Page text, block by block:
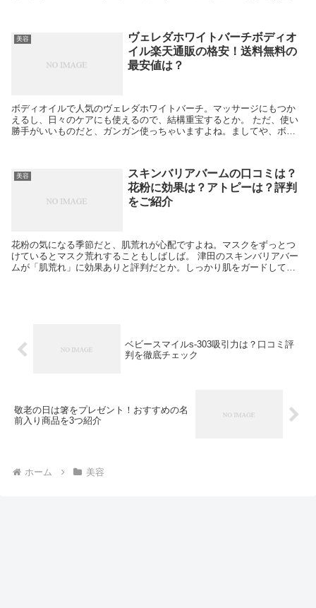
美容
ヴェレダホワイトバーチボディオ
イル楽天通販の格安！送料無料の
最安値は？
ボディオイルで人気のヴェレダホワイトバーチ。マッサージにもつか
えるし、日々のケアにも使えるので、結構重宝するとか。 ただ、使い
勝手がいいものだと、ガンガン使っちゃいますよね。ましてや、ボデ
美容
スキンバリアバームの口コミは？
花粉に効果は？アトピーは？評判
をご紹介
花粉の気になる季節だと、肌荒れが心配ですよね。マスクをずっとつ
けているとマスク荒れすることもしばしば。 津田のスキンバリアバー
ムが「肌荒れ」に効果ありと評判だとか。しっかり肌をガードしてく
ベビースマイルs-303吸引力は？口コミ評
判を徹底チェック
敬老の日は箸をプレゼント！おすすめの名
前入り商品を3つ紹介
ホーム 美容